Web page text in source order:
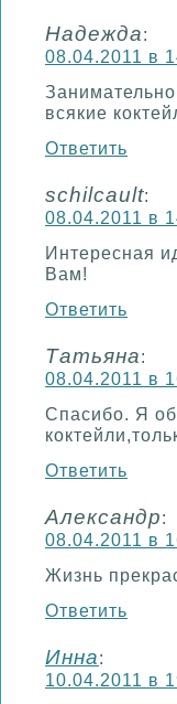
Надежда:
08.04.2011 в
всякие
Ответить
schilcault:
08.04.2011 в
Интересная
Вам!
Ответить
Татьяна:
08.04.2011 в
Спасибо. Я
Ответить
Александр:
08.04.2011 в
Жизнь
Ответить
Инна:
10.04.2011 в